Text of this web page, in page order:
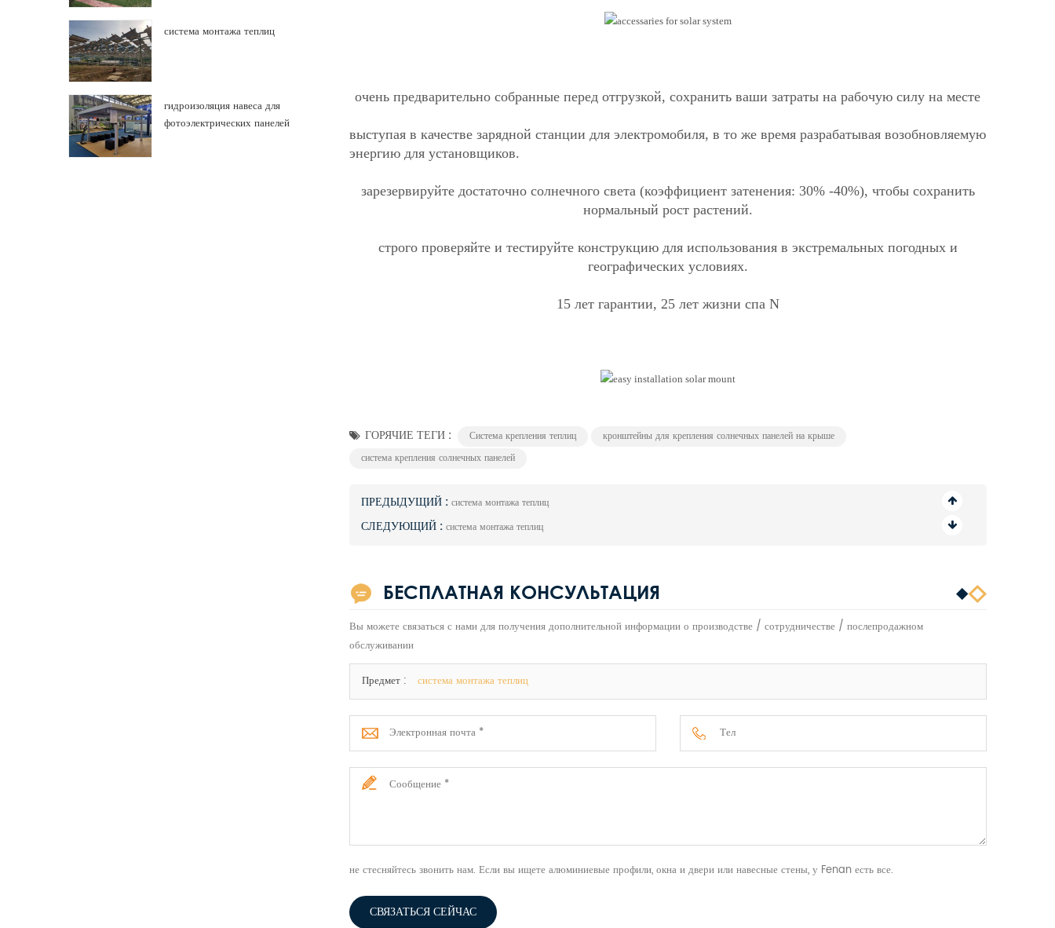
система монтажа теплиц
гидроизоляция навеса для
фотоэлектрических панелей
очень предварительно собранные перед отгрузкой, сохранить ваши затраты на рабочую силу на месте
выступая в качестве зарядной станции для электромобиля, в то же время разрабатывая возобновляемую
энергию для установщиков.
зарезервируйте достаточно солнечного света (коэффициент затенения: 30% -40%), чтобы сохранить
нормальный рост растений.
строго проверяйте и тестируйте конструкцию для использования в экстремальных погодных и
географических условиях.
15 лет гарантии, 25 лет жизни спаN
ГОРЯЧИЕ ТЕГИ : Система крепления теплиц
кронштейны для крепления солнечных панелей на крыше
система крепления солнечных панелей
ПРЕДЫДУЩИЙ : система монтажа теплиц
СЛЕДУЮЩИЙ : система монтажа теплиц
БЕСПЛАТНАЯ КОНСУЛЬТАЦИЯ
Вы можете связаться с нами для получения дополнительной информации о производстве / сотрудничестве / послепродажном
обслуживании
Предмет : система монтажа теплиц
не стесняйтесь звонить нам. Если вы ищете алюминиевые профили, окна и двери или навесные стены, у Fenan есть все.
СВЯЗАТЬСЯ СЕЙЧАС